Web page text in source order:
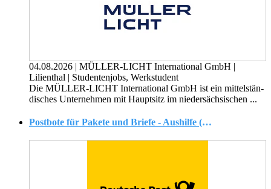
04.08.2026 | MÜLLER-LICHT International GmbH |
Lilienthal | Studentenjobs, Werkstudent
Die MÜLLER-LICHT In­ter­na­tio­nal GmbH ist ein mit­tel­stän­
di­sches Un­ter­neh­men mit Haupt­sitz im nie­der­säch­si­schen ...
Postbote für Pakete und Briefe - Aushilfe (m/w/d) kein Minijob!